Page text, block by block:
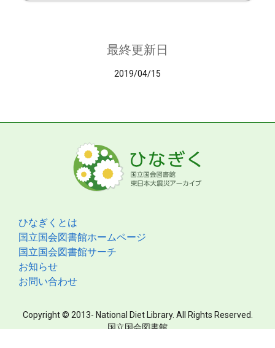
最終更新日
2019/04/15
ひなぎくとは
国立国会図書館ホームページ
国立国会図書館サーチ
お知らせ
お問い合わせ
Copyright © 2013- National Diet Library. All Rights Reserved.